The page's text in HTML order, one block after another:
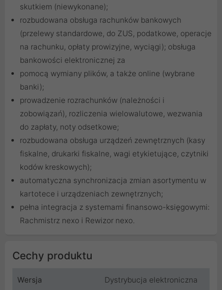
skutkiem (niewykonane);
rozbudowana obsługa rachunków bankowych
(przelewy standardowe, do ZUS, podatkowe, operacje
na rachunku, opłaty prowizyjne, wyciągi); obsługa
bankowości elektronicznej za
pomocą wymiany plików, a także online (wybrane
banki);
prowadzenie rozrachunków (należności i
zobowiązań), rozliczenia wielowalutowe, wezwania
do zapłaty, noty odsetkowe;
rozbudowana obsługa urządzeń zewnętrznych (kasy
fiskalne, drukarki fiskalne, wagi etykietujące, czytniki
kodów kreskowych);
automatyczna synchronizacja zmian asortymentu w
kartotece i urządzeniach zewnętrznych;
pełna integracja z systemami finansowo-księgowymi:
Rachmistrz nexo i Rewizor nexo.
Cechy produktu
Wersja Dystrybucja elektroniczna